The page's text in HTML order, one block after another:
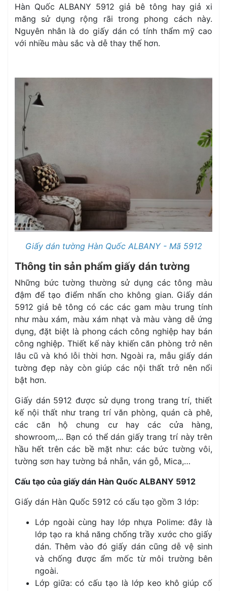
Hàn Quốc ALBANY 5912 giả bê tông hay giả xi
măng sử dụng rộng rãi trong phong cách này.
Nguyên nhân là do giấy dán có tính thẩm mỹ cao
với nhiều màu sắc và dễ thay thế hơn.
Giấy dán tường Hàn Quốc ALBANY - Mã 5912
Thông tin sản phẩm giấy dán tường
Những bức tường thường sử dụng các tông màu
đậm để tạo điểm nhấn cho không gian. Giấy dán
5912 giả bê tông có các các gam màu trung tính
như màu xám, màu xám nhạt và màu vàng dễ ứng
dụng, đặt biệt là phong cách công nghiệp hay bán
công nghiệp. Thiết kế này khiến căn phòng trở nên
lâu cũ và khó lỗi thời hơn. Ngoài ra, mẫu giấy dán
tường đẹp này còn giúp các nội thất trở nên nổi
bật hơn.
Giấy dán 5912 được sử dụng trong trang trí, thiết
kế nội thất như trang trí văn phòng, quán cà phê,
các căn hộ chung cư hay các cửa hàng,
showroom,... Bạn có thể dán giấy trang trí này trên
hầu hết trên các bề mặt như: các bức tường vôi,
tường sơn hay tường bả nhẵn, ván gỗ, Mica,…
Cấu tạo của giấy dán Hàn Quốc ALBANY 5912
Giấy dán Hàn Quốc 5912 có cấu tạo gồm 3 lớp:
Lớp ngoài cùng hay lớp nhựa Polime: đây là
lớp tạo ra khả năng chống trầy xước cho giấy
dán. Thêm vào đó giấy dán cũng dễ vệ sinh
và chống được ẩm mốc từ môi trường bên
ngoài.
Lớp giữa: có cấu tạo là lớp keo khô giúp cố